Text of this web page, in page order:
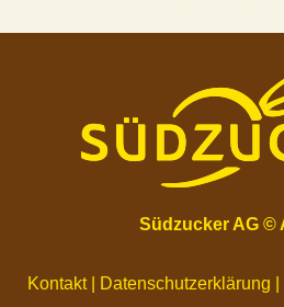
Südzucker AG ©
Kontakt| Datenschutzerklärung